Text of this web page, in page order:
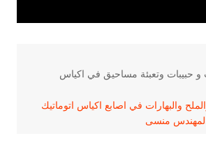
و حبيبات وتعبئة مساحيق في اكياس
والبهارات في اصابع اكياس اتوماتيك